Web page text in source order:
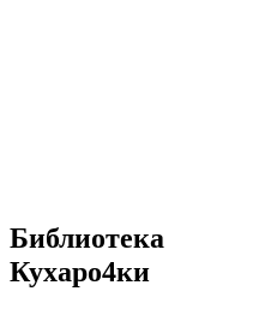
Библиотека
Кухаро4ки